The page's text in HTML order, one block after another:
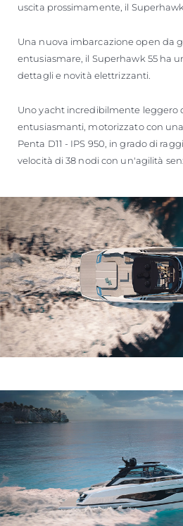
uscita prossimamente, il Superhawk
Una nuova imbarcazione open da
entusiasmare, il Superhawk 55 ha
dettagli e novità elettrizzanti.
Uno yacht incredibilmente leggero
entusiasmanti, motorizzato con
Penta D11 - IPS 950, in grado di
velocità di 38 nodi con un'agilità